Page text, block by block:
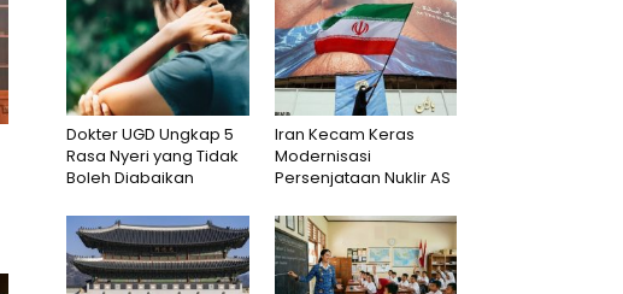
Dokter UGD Ungkap 5
Rasa Nyeri yang Tidak
Boleh Diabaikan
Iran Kecam Keras
Modernisasi
Persenjataan Nuklir AS